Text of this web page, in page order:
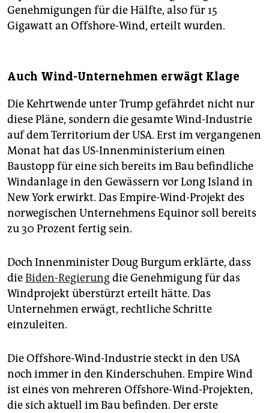
Genehmigungen für die Hälfte, also für 15
Gigawatt an Offshore-Wind, erteilt wurden.
Auch Wind-Unternehmen erwägt Klage
Die Kehrtwende unter Trump gefährdet nicht nur
diese Pläne, sondern die gesamte Wind-Industrie
auf dem Territorium der USA. Erst im vergangenen
Monat hat das US-Innenministerium einen
Baustopp für eine sich bereits im Bau befindliche
Windanlage in den Gewässern vor Long Island in
New York erwirkt. Das Empire-Wind-Projekt des
norwegischen Unternehmens Equinor soll bereits
zu 30 Prozent fertig sein.
Doch Innenminister Doug Burgum erklärte, dass
dieBiden-Regierungdie Genehmigung für das
Windprojekt überstürzt erteilt hätte. Das
Unternehmen erwägt, rechtliche Schritte
einzuleiten.
Die Offshore-Wind-Industrie steckt in den USA
noch immer in den Kinderschuhen. Empire Wind
ist eines von mehreren Offshore-Wind-Projekten,
die sich aktuell im Bau befinden. Der erste